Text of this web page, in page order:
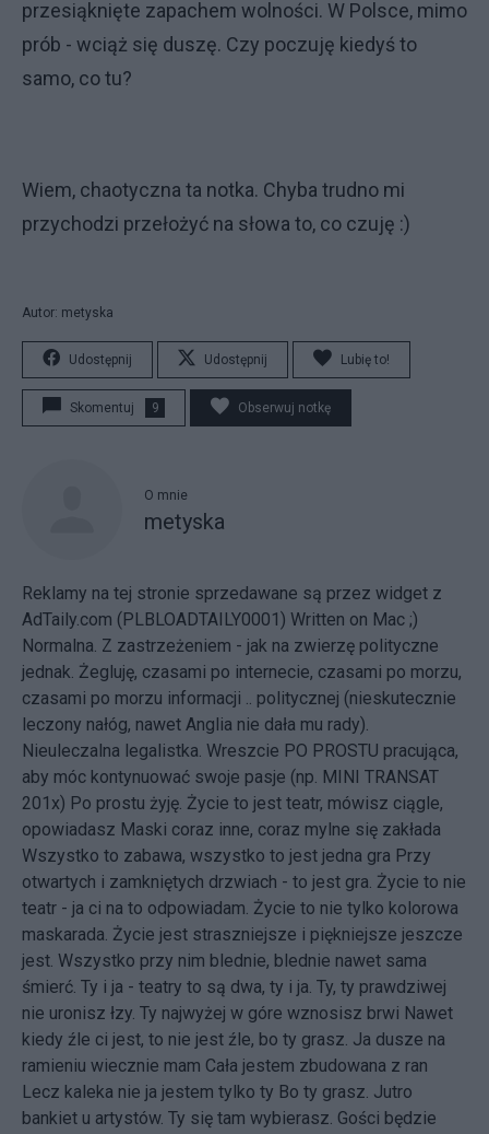
przesiąknięte zapachem wolności. W Polsce, mimo
prób - wciąż się duszę. Czy poczuję kiedyś to
samo, co tu?
Wiem, chaotyczna ta notka. Chyba trudno mi
przychodzi przełożyć na słowa to, co czuję :)
Autor: metyska
Udostępnij Udostępnij Lubię to!
Skomentuj 9 Obserwuj notkę
O mnie
metyska
Reklamy na tej stronie sprzedawane są przez widget z
AdTaily.com (PLBLOADTAILY0001) Written on Mac ;)
Normalna. Z zastrzeżeniem - jak na zwierzę polityczne
jednak. Żegluję, czasami po internecie, czasami po morzu,
czasami po morzu informacji .. politycznej (nieskutecznie
leczony nałóg, nawet Anglia nie dała mu rady).
Nieuleczalna legalistka. Wreszcie PO PROSTU pracująca,
aby móc kontynuować swoje pasje (np. MINI TRANSAT
201x) Po prostu żyję. Życie to jest teatr, mówisz ciągle,
opowiadasz Maski coraz inne, coraz mylne się zakłada
Wszystko to zabawa, wszystko to jest jedna gra Przy
otwartych i zamkniętych drzwiach - to jest gra. Życie to nie
teatr - ja ci na to odpowiadam. Życie to nie tylko kolorowa
maskarada. Życie jest straszniejsze i piękniejsze jeszcze
jest. Wszystko przy nim blednie, blednie nawet sama
śmierć. Ty i ja - teatry to są dwa, ty i ja. Ty, ty prawdziwej
nie uronisz łzy. Ty najwyżej w góre wznosisz brwi Nawet
kiedy źle ci jest, to nie jest źle, bo ty grasz. Ja dusze na
ramieniu wiecznie mam Cała jestem zbudowana z ran
Lecz kaleka nie ja jestem tylko ty Bo ty grasz. Jutro
bankiet u artystów. Ty się tam wybierasz. Gości będzie